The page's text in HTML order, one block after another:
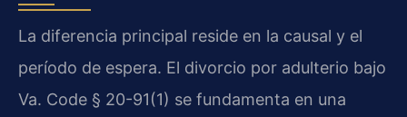
La diferencia principal reside en la causal y el
período de espera. El divorcio por adulterio bajo
Va. Code § 20-91(1) se fundamenta en una